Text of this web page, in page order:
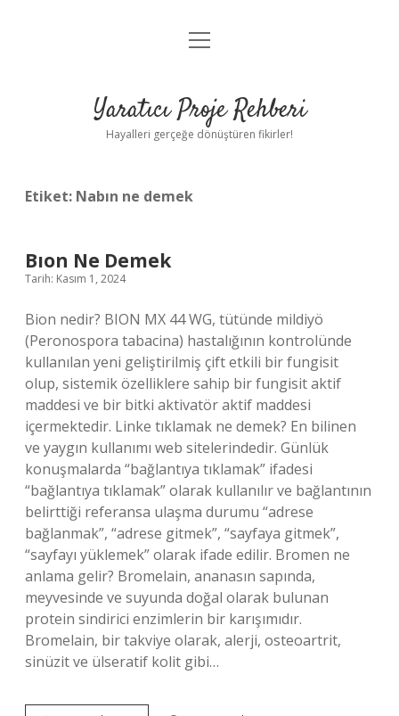
Anasayfa
Yasal Uyarı
menüyü
Yaratıcı Proje Rehberi
Hayalleri gerçeğe dönüştüren fikirler!
Etiket: Nabın ne demek
Bıon Ne Demek
Tarih: Kasım 1, 2024
Bion nedir? BION MX 44 WG, tütünde mildiyö
(Peronospora tabacina) hastalığının kontrolünde
kullanılan yeni geliştirilmiş çift etkili bir fungisit
olup, sistemik özelliklere sahip bir fungisit aktif
maddesi ve bir bitki aktivatör aktif maddesi
içermektedir. Linke tıklamak ne demek? En bilinen
ve yaygın kullanımı web sitelerindedir. Günlük
konuşmalarda “bağlantıya tıklamak” ifadesi
“bağlantıya tıklamak” olarak kullanılır ve bağlantının
belirttiği referansa ulaşma durumu “adrese
bağlanmak”, “adrese gitmek”, “sayfaya gitmek”,
“sayfayı yüklemek” olarak ifade edilir. Bromen ne
anlama gelir? Bromelain, ananasın sapında,
meyvesinde ve suyunda doğal olarak bulunan
protein sindirici enzimlerin bir karışımıdır.
Bromelain, bir takviye olarak, alerji, osteoartrit,
sinüzit ve ülseratif kolit gibi…